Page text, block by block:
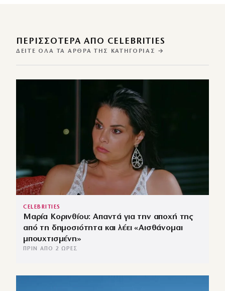
ΠΕΡΙΣΣΌΤΕΡΑ ΑΠΌ CELEBRITIES
ΔΕΊΤΕ ΌΛΑ ΤΑ ΆΡΘΡΑ ΤΗΣ ΚΑΤΗΓΟΡΊΑΣ →
CELEBRITIES
Μαρία Κορινθίου: Απαντά για την αποχή της
από τη δημοσιότητα και λέει «Αισθάνομαι
μπουχτισμένη»
ΠΡΙΝ ΑΠΌ 2 ΏΡΕΣ